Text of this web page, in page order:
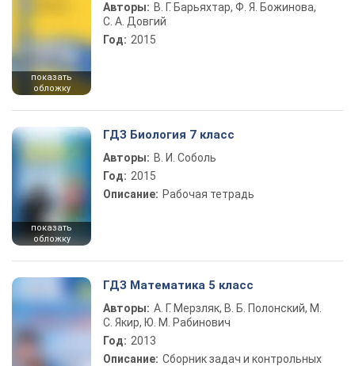
показать
обложку
Авторы: В. Г. Барьяхтар, Ф. Я. Божинова,
С. А. Довгий
Год: 2015
показать
обложку
ГДЗ Биология 7 класс
Авторы: В. И. Соболь
Год: 2015
Описание: Рабочая тетрадь
ГДЗ Математика 5 класс
Авторы: А. Г. Мерзляк, В. Б. Полонский, М.
С. Якир, Ю. М. Рабинович
Год: 2013
Описание: Сборник задач и контрольных